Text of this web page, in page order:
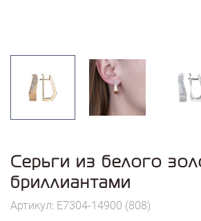
Серьги из белого
бриллиантами
Артикул: E7304-14900 (808)